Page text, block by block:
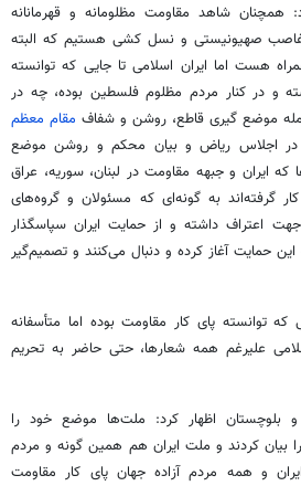
همچنان شاهد مقاومت مظلومانه و قهرمانانه
صهیونیستی و نسل کشی هستیم که البته
هست اما ایران اسلامی تا جایی که توانسته
و در کنار مردم مظلوم فلسطین بوده، چه در
موضع گیری قاطع، روشن و شفاف مقام معظم
اجلاس ریاض و بیان محکم و روشن موضع
ایران و جبهه مقاومت در لبنان، سوریه، عراق
گرفته‌اند به گونه‌ای که مسئولان و گروه‌های
اعتراف داشته و از حمایت ایران سپاسگذار
حمایت آغاز کرده و دنبال می‌کنند و تصمیم‌گیر
توانسته پای کار مقاومت بوده اما متأسفانه
علیرغم همه شعارها، حتی حاضر به تحریم
و بلوچستان اظهار کرد: ملت‌ها موضع خود را
کردند و ملت ایران هم همین گونه و مردم
و همه مردم آزاده جهان پای کار مقاومت